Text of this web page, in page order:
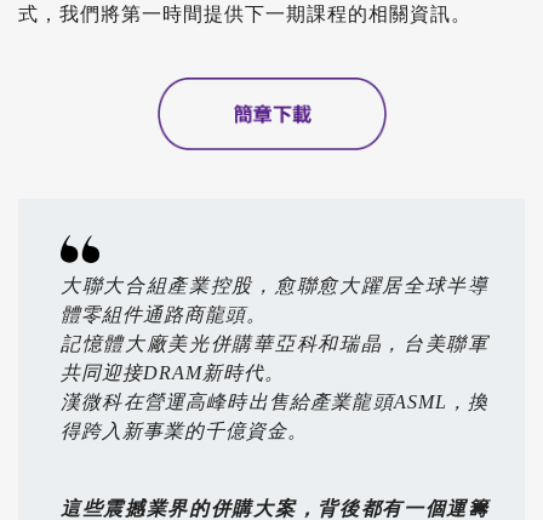
式，我們將第一時間提供下一期課程的相關資訊。
大聯大合組產業控股，愈聯愈大躍居全球半導
體零組件通路商龍頭。
記憶體大廠美光併購華亞科和瑞晶，台美聯軍
共同迎接DRAM新時代。
漢微科在營運高峰時出售給產業龍頭ASML，換
得跨入新事業的千億資金。
這些震撼業界的併購大案，背後都有一個運籌